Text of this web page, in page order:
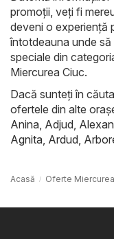
promoții, veți fi
deveni o experiență
întotdeauna unde
speciale din
Miercurea Ciuc.
Dacă sunteți în
ofertele din alte
Anina Adjud
Agnita Ardud
Acasă Oferte